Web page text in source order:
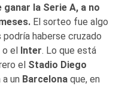
ganar la Serie A, a no
El sorteo fue algo
podría haberse cruzado
o el Inter. Lo que está
el Stadio Diego
un Barcelona que, en